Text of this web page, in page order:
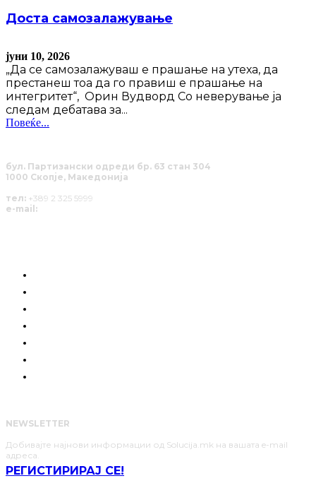
Доста самозалажување
јуни 10, 2026
„Да се самозалажуваш е прашање на утеха, да
престанеш тоа да го правиш е прашање на
интегритет“, Орин Вудворд Со неверување ја
следам дебатава за...
Повеќе...
бул. Партизански одреди бр. 63 стан 304
1000 Скопје, Македонија
тел: +389 2 325 5999
e-mail:
NEWSLETTER
Добивајте најнови информации од Solucija.mk на вашата e-mail
адреса.
РЕГИСТИРИРАЈ СЕ!